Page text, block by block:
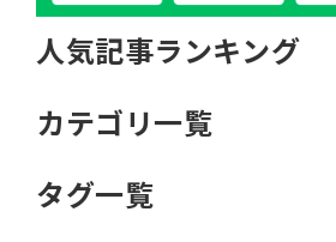
人気記事ランキング
カテゴリ一覧
タグ一覧